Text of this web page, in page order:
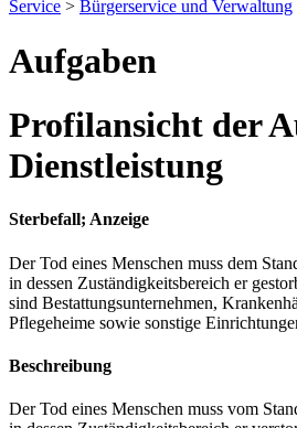
Service > Bürgerservice und Verwaltung
Aufgaben
Profilansicht der
Dienstleistung
Sterbefall; Anzeige
Der Tod eines Menschen muss dem
in dessen Zuständigkeitsbereich er
sind Bestattungsunternehmen,
Pflegeheime sowie sonstige
Beschreibung
Der Tod eines Menschen muss vom